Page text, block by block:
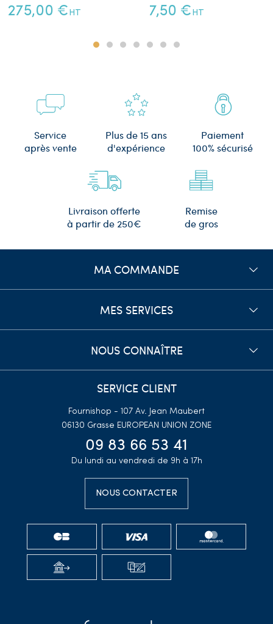
275,00 € HT 7,50 € HT
Service
après vente
Plus de 15 ans
d'expérience
Paiement
100% sécurisé
Livraison offerte
à partir de 250€
Remise
de gros
MA COMMANDE
MES SERVICES
NOUS CONNAÎTRE
SERVICE CLIENT
Fournishop - 107 Av. Jean Maubert
06130 Grasse EUROPEAN UNION ZONE
09 83 66 53 41
Du lundi au vendredi de 9h à 17h
NOUS CONTACTER